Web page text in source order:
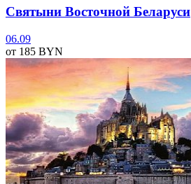
Святыни Восточной Беларуси
06.09
от 185 BYN